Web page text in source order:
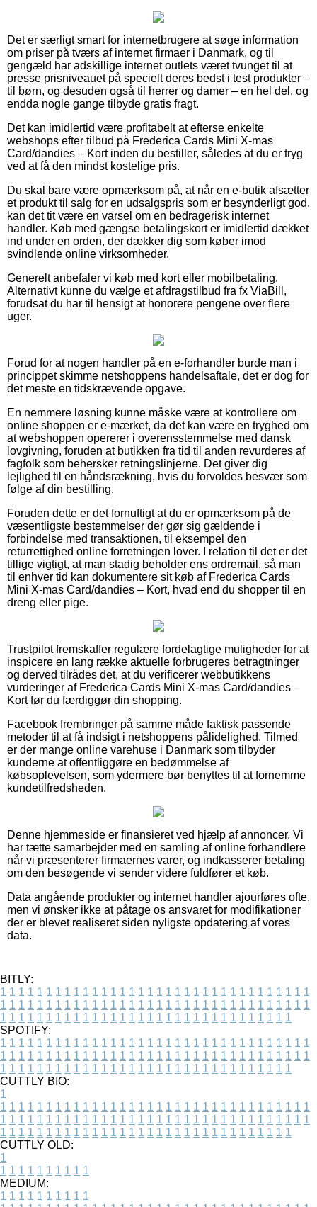
Det er særligt smart for internetbrugere at søge information
om priser på tværs af internet firmaer i Danmark, og til
gengæld har adskillige internet outlets været tvunget til at
presse prisniveauet på specielt deres bedst i test produkter –
til børn, og desuden også til herrer og damer – en hel del, og
endda nogle gange tilbyde gratis fragt.
Det kan imidlertid være profitabelt at efterse enkelte
webshops efter tilbud på Frederica Cards Mini X-mas
Card/dandies – Kort inden du bestiller, således at du er tryg
ved at få den mindst kostelige pris.
Du skal bare være opmærksom på, at når en e-butik afsætter
et produkt til salg for en udsalgspris som er besynderligt god,
kan det tit være en varsel om en bedragerisk internet
handler. Køb med gængse betalingskort er imidlertid dækket
ind under en orden, der dækker dig som køber imod
svindlende online virksomheder.
Generelt anbefaler vi køb med kort eller mobilbetaling.
Alternativt kunne du vælge et afdragstilbud fra fx ViaBill,
forudsat du har til hensigt at honorere pengene over flere
uger.
Forud for at nogen handler på en e-forhandler burde man i
princippet skimme netshoppens handelsaftale, det er dog for
det meste en tidskrævende opgave.
En nemmere løsning kunne måske være at kontrollere om
online shoppen er e-mærket, da det kan være en tryghed om
at webshoppen opererer i overensstemmelse med dansk
lovgivning, foruden at butikken fra tid til anden revurderes af
fagfolk som behersker retningslinjerne. Det giver dig
lejlighed til en håndsrækning, hvis du forvoldes besvær som
følge af din bestilling.
Foruden dette er det fornuftigt at du er opmærksom på de
væsentligste bestemmelser der gør sig gældende i
forbindelse med transaktionen, til eksempel den
returrettighed online forretningen lover. I relation til det er det
tillige vigtigt, at man stadig beholder ens ordremail, så man
til enhver tid kan dokumentere sit køb af Frederica Cards
Mini X-mas Card/dandies – Kort, hvad end du shopper til en
dreng eller pige.
Trustpilot fremskaffer regulære fordelagtige muligheder for at
inspicere en lang række aktuelle forbrugeres betragtninger
og derved tilrådes det, at du verificerer webbutikkens
vurderinger af Frederica Cards Mini X-mas Card/dandies –
Kort før du færdiggør din shopping.
Facebook frembringer på samme måde faktisk passende
metoder til at få indsigt i netshoppens pålidelighed. Tilmed
er der mange online varehuse i Danmark som tilbyder
kunderne at offentliggøre en bedømmelse af
købsoplevelsen, som ydermere bør benyttes til at fornemme
kundetilfredsheden.
Denne hjemmeside er finansieret ved hjælp af annoncer. Vi
har tætte samarbejder med en samling af online forhandlere
når vi præsenterer firmaernes varer, og indkasserer betaling
om den besøgende vi sender videre fuldfører et køb.
Data angående produkter og internet handler ajourføres ofte,
men vi ønsker ikke at påtage os ansvaret for modifikationer
der er blevet realiseret siden nyligste opdatering af vores
data.
BITLY:
1 1 1 1 1 1 1 1 1 1 1 1 1 1 1 1 1 1 1 1 1 1 1 1 1 1 1 1 1 1 1 1 1 1
1 1 1 1 1 1 1 1 1 1 1 1 1 1 1 1 1 1 1 1 1 1 1 1 1 1 1 1 1 1 1 1 1 1
1 1 1 1 1 1 1 1 1 1 1 1 1 1 1 1 1 1 1 1 1 1 1 1 1 1 1 1 1 1 1 1
SPOTIFY:
1 1 1 1 1 1 1 1 1 1 1 1 1 1 1 1 1 1 1 1 1 1 1 1 1 1 1 1 1 1 1 1 1 1
1 1 1 1 1 1 1 1 1 1 1 1 1 1 1 1 1 1 1 1 1 1 1 1 1 1 1 1 1 1 1 1 1 1
1 1 1 1 1 1 1 1 1 1 1 1 1 1 1 1 1 1 1 1 1 1 1 1 1 1 1 1 1 1 1 1
CUTTLY BIO:
1
1 1 1 1 1 1 1 1 1 1 1 1 1 1 1 1 1 1 1 1 1 1 1 1 1 1 1 1 1 1 1 1 1 1
1 1 1 1 1 1 1 1 1 1 1 1 1 1 1 1 1 1 1 1 1 1 1 1 1 1 1 1 1 1 1 1 1 1
1 1 1 1 1 1 1 1 1 1 1 1 1 1 1 1 1 1 1 1 1 1 1 1 1 1 1 1 1 1 1 1
CUTTLY OLD:
1
1 1 1 1 1 1 1 1 1 1
MEDIUM:
1 1 1 1 1 1 1 1 1 1